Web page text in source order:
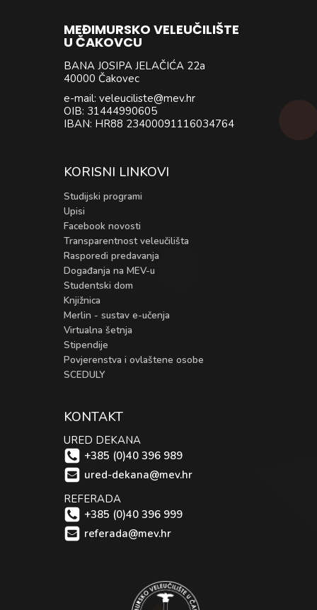
MEĐIMURSKO VELEUČILIŠTE
U ČAKOVCU
BANA JOSIPA JELAČIĆA 22a
40000 Čakovec
e-mail: veleuciliste@mev.hr
OIB: 31444990605
IBAN: HR88 23400091116034764
KORISNI LINKOVI
Studijski programi
Upisi
Facebook novosti
Transparentnost veleučilišta
Rasporedi predavanja
Događanja na MEV-u
Studentski dom
Knjižnica
Merlin - sustav e-učenja
Virtualna šetnja
Stipendije
Povjerenstva i ovlaštene osobe
SCEDULY
KONTAKT
URED DEKANA
+385 (0)40 396 989
ured-dekana@mev.hr
REFERADA
+385 (0)40 396 999
referada@mev.hr